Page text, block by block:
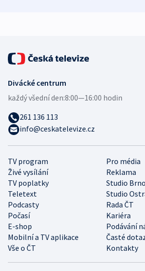
TV program
Pro média
Živé vysílání
Reklama
TV poplatky
Studio Brno
Teletext
Studio
Podcasty
Rada ČT
Počasí
Kariéra
E-shop
Podávání
Mobilní a TV aplikace
Časté
Vše o ČT
Kontakty
Divácké centrum
každý všední den:8:00—16:00 hodin
261 136 113
info@ceskatelevize.cz